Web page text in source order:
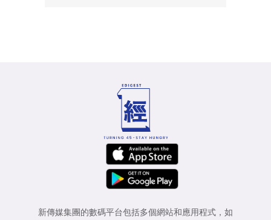
新傳媒集團的數碼平台包括多個網站和應用程式，如